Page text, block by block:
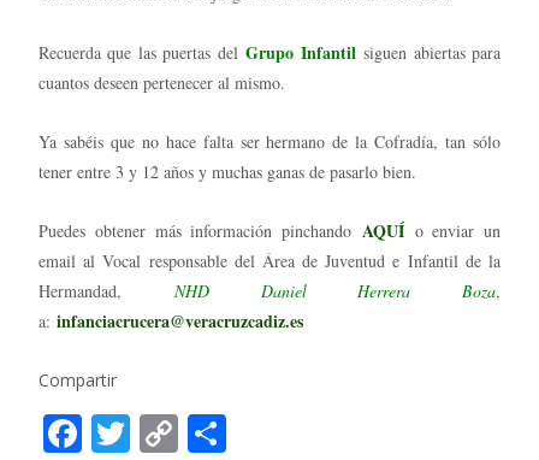
Recuerda que las puertas delGrupo Infantilsiguen abiertas para
cuantos deseen pertenecer al mismo.
Ya sabéis que no hace falta ser hermano de la Cofradía, tan sólo
tener entre 3 y 12 años y muchas ganas de pasarlo bien.
Puedes obtener más información pinchando AQUÍo enviar un
email al Vocal responsable del Área de Juventud e Infantil de la
Hermandad, NHD Daniel Herrera Boza,
a: infanciacrucera@veracruzcadiz.es
Compartir
F T C